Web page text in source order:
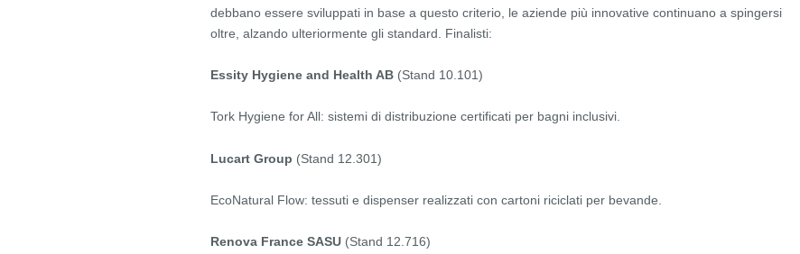
debbano essere sviluppati in base a questo criterio, le aziende più innovative continuano a spingersi
oltre, alzando ulteriormente gli standard. Finalisti:
Essity Hygiene and Health AB (Stand 10.101)
Tork Hygiene for All: sistemi di distribuzione certificati per bagni inclusivi.
Lucart Group (Stand 12.301)
EcoNatural Flow: tessuti e dispenser realizzati con cartoni riciclati per bevande.
Renova France SASU (Stand 12.716)